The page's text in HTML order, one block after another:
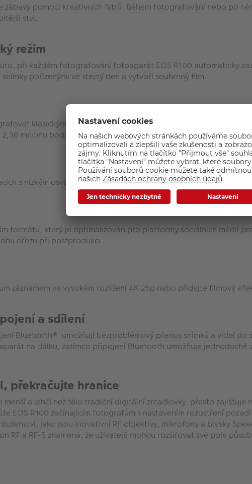
zábavy pomocí kreativních filtrů. Během fotografování nebo po
styl.
režim
při každém fotografování fotoaparát EOS R100 automaticky
pořízenými ve stejný den a vytvoří souhrnný film.
klasickým způsobem a zároveň mít maximální kontrolu nad
milionu bodů.
s nízkým osvětlením díky vestavěnému blesku se směrným
formátu, který je optimalizován pro platformy sociálních médií
ořezu při postprodukci.
záznamem ve vysokém rozlišení 4K 25p nebo přidejte filmový
a sdílení
Bluetooth® umožňují bezproblémový přenos snímků a videí
na dálku, zatímco připojení Bluetooth umožňuje
překračujte hranice
menší a lehčí než tělo tradiční digitální zrcadlovky, přesto
EOS R100 začínajícím fotografům s nastavením rozostření
jako jsou inovativní RF objektivy, mikrofony a blesky
RF a RF-S znamená, že uživatelé mohou rozšiřovat své pole